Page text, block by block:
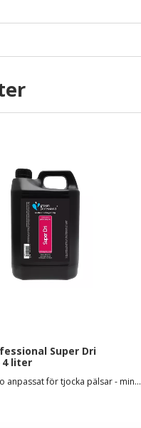
Super Dri
4 liter
Hundschampo anpassat för tjocka pälsar - minskar torktiden